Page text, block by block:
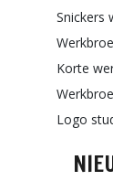
Snickers
Korte
Logo